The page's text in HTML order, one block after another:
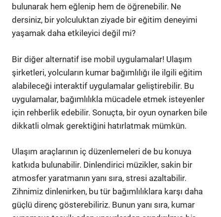
bulunarak hem eğlenip hem de öğrenebilir. Ne
dersiniz, bir yolculuktan ziyade bir eğitim deneyimi
yaşamak daha etkileyici değil mi?
Bir diğer alternatif ise mobil uygulamalar! Ulaşım
şirketleri, yolcuların kumar bağımlılığı ile ilgili eğitim
alabileceği interaktif uygulamalar geliştirebilir. Bu
uygulamalar, bağımlılıkla mücadele etmek isteyenler
için rehberlik edebilir. Sonuçta, bir oyun oynarken bile
dikkatli olmak gerektiğini hatırlatmak mümkün.
Ulaşım araçlarının iç düzenlemeleri de bu konuya
katkıda bulunabilir. Dinlendirici müzikler, sakin bir
atmosfer yaratmanın yanı sıra, stresi azaltabilir.
Zihnimiz dinlenirken, bu tür bağımlılıklara karşı daha
güçlü direnç gösterebiliriz. Bunun yanı sıra, kumar